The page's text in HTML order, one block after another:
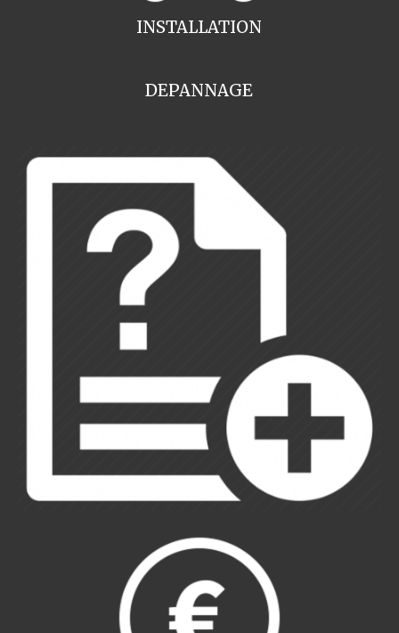
INSTALLATION
DEPANNAGE